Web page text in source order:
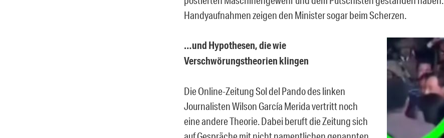
Handyaufnahmen zeigen den Minister sogar beim Scherzen.
…und Hypothesen, die wie
Verschwörungstheorien klingen
Die Online-Zeitung Sol del Pando des linken
Journalisten Wilson García Merida vertritt noch
eine andere Theorie. Dabei beruft die Zeitung sich